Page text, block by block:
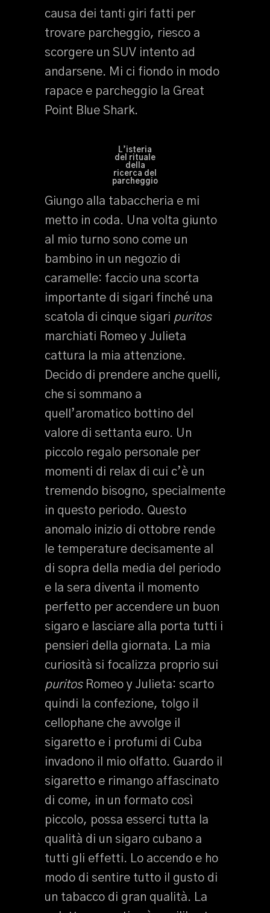
causa dei tanti giri fatti per
trovare parcheggio, riesco a
scorgere un SUV intento ad
andarsene. Mi ci fiondo in modo
rapace e parcheggio la Great
Point Blue Shark.
L’isteria
del rituale
della
ricerca del
parcheggio
Giungo alla tabaccheria e mi
metto in coda. Una volta giunto
al mio turno sono come un
bambino in un negozio di
caramelle: faccio una scorta
importante di sigari finché una
scatola di cinque sigari puritos
marchiati Romeo y Julieta
cattura la mia attenzione.
Decido di prendere anche quelli,
che si sommano a
quell’aromatico bottino del
valore di settanta euro. Un
piccolo regalo personale per
momenti di relax di cui c’è un
tremendo bisogno, specialmente
in questo periodo. Questo
anomalo inizio di ottobre rende
le temperature decisamente al
di sopra della media del periodo
e la sera diventa il momento
perfetto per accendere un buon
sigaro e lasciare alla porta tutti i
pensieri della giornata. La mia
curiosità si focalizza proprio sui
puritosRomeo y Julieta: scarto
quindi la confezione, tolgo il
cellophane che avvolge il
sigaretto e i profumi di Cuba
invadono il mio olfatto. Guardo il
sigaretto e rimango affascinato
di come, in un formato così
piccolo, possa esserci tutta la
qualità di un sigaro cubano a
tutti gli effetti. Lo accendo e ho
modo di sentire tutto il gusto di
un tabacco di gran qualità. La